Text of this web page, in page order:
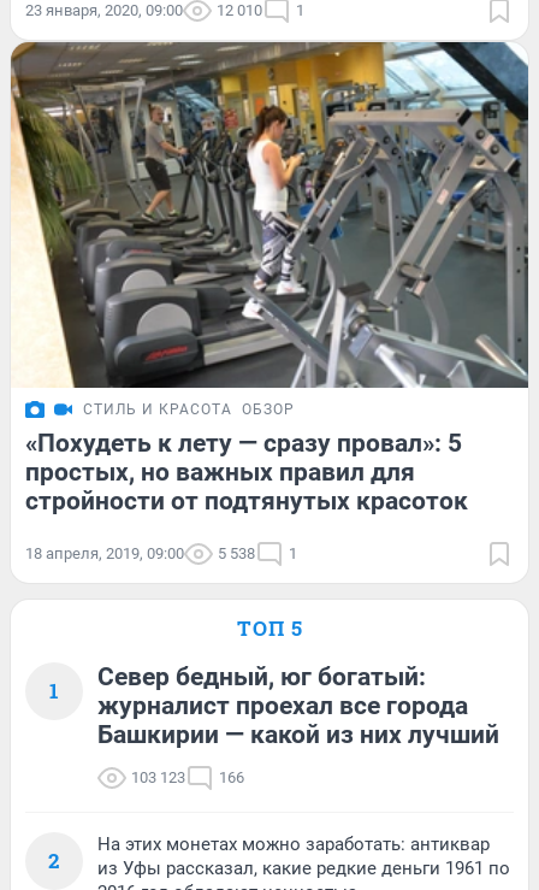
23 января, 2020, 09:00 12 010 1
СТИЛЬ И КРАСОТА ОБЗОР
«Похудеть к лету — сразу провал»: 5
простых, но важных правил для
стройности от подтянутых красоток
18 апреля, 2019, 09:00 5 538 1
ТОП 5
1
Север бедный, юг богатый:
журналист проехал все города
Башкирии — какой из них лучший
103 123 166
2
На этих монетах можно заработать: антиквар
из Уфы рассказал, какие редкие деньги 1961 по